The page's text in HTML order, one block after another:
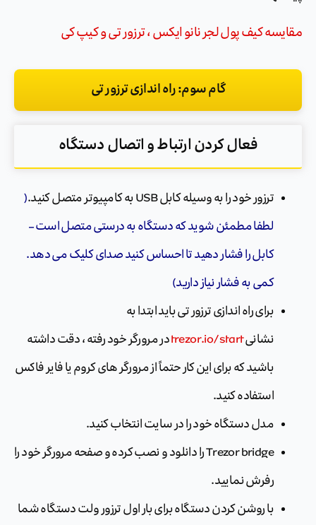
مقایسه کیف پول لجر نانو ایکس ، ترزور تی و کیپ کی
گام سوم: راه اندازی ترزور تی
‏فعال کردن ارتباط و اتصال دستگاه‏
ترزور خود را به وسیله کابل USB به کامپیوتر متصل کنید. (
لطفا مطمئن شوید که دستگاه به درستی متصل است ‏‏–‏‏
کابل را فشار دهید تا احساس کنید صدای کلیک می دهد.
کمی به فشار نیاز دارید)
برای راه اندازی ترزور تی باید ابتدا به
نشانیtrezor.io/startدر مرورگر خود رفته ، دقت داشته
باشید که برای این کار حتماً از مرورگر های کروم یا فایر فاکس
استفاده کنید.
مدل دستگاه خود را در سایت انتخاب کنید.
Trezor bridge را دانلود و نصب کرده و صفحه مرورگر خود را
رفرش نمایید.
با روشن کردن دستگاه برای بار اول ترزور ولت دستگاه شما